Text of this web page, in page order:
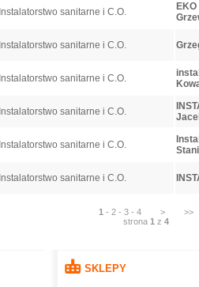
Instalatorstwo sanitarne i C.O.
Instalatorstwo sanitarne i C.O.
Instalatorstwo sanitarne i C.O.
Instalatorstwo sanitarne i C.O.
Instalatorstwo sanitarne i C.O.
Instalatorstwo sanitarne i C.O.
1 - 2 - 3 - 4 >
>>
strona 1 z 4
SKLEPY